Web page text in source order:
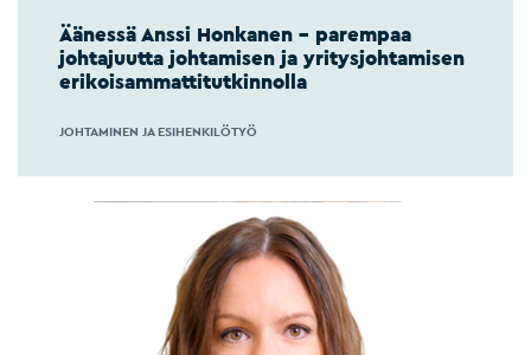
Äänessä Anssi Honkanen – parempaa
johtajuutta johtamisen ja yritysjohtamisen
erikoisammattitutkinnolla
JOHTAMINEN JA ESIHENKILÖTYÖ